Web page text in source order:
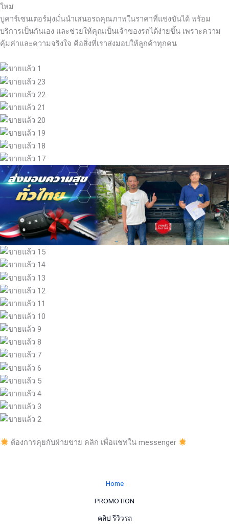
ใหม่
บูคาร์เซนเตอร์มุ่งมั่นนำเสนอรถคุณภาพในราคาที่แข่งขันได้ พร้อม
บริการเป็นกันเอง และช่วยให้คุณเป็นเจ้าของรถได้ง่ายขึ้น เพราะความ
คุ้มค่าและความจริงใจ คือสิ่งที่เราส่งมอบให้ลูกค้าทุกคน
ต้องการคุยกับฝ่ายขาย คลิก เพื่อแชทใน messenger
Home
PROMOTION
คลิป รีวิวรถ